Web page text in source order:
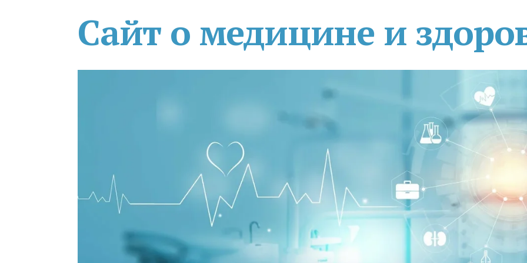
Сайт о медицине и